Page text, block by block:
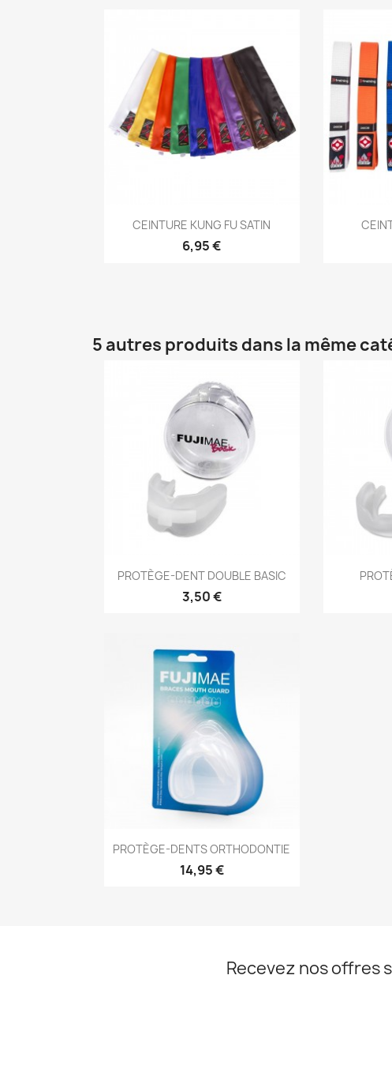
Aperçu rapide
CEINTURE KUNG FU SATIN
6,95 €

5 autres produits dans la même
Aperçu rapide
PROTÈGE-DENT DOUBLE BASIC
3,50 €

Aperçu rapide
PROTÈGE-DENTS ORTHODONTIE
14,95 €
Recevez nos offres